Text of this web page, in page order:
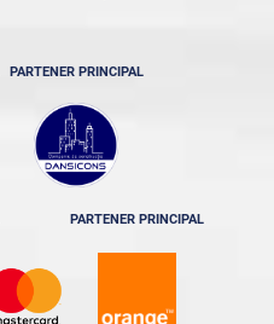
PARTENER PRINCIPAL
PARTENER PRINCIPAL